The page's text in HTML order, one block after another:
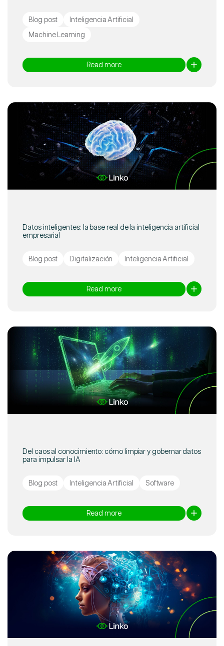
Blog post
Inteligencia Artificial
Machine Learning
Read more
Datos inteligentes: la base real de la inteligencia artificial
empresarial
Blog post Digitalización Inteligencia Artificial
Read more
Del caos al conocimiento: cómo limpiar y gobernar datos
para impulsar la IA
Blog post Inteligencia Artificial Software
Read more